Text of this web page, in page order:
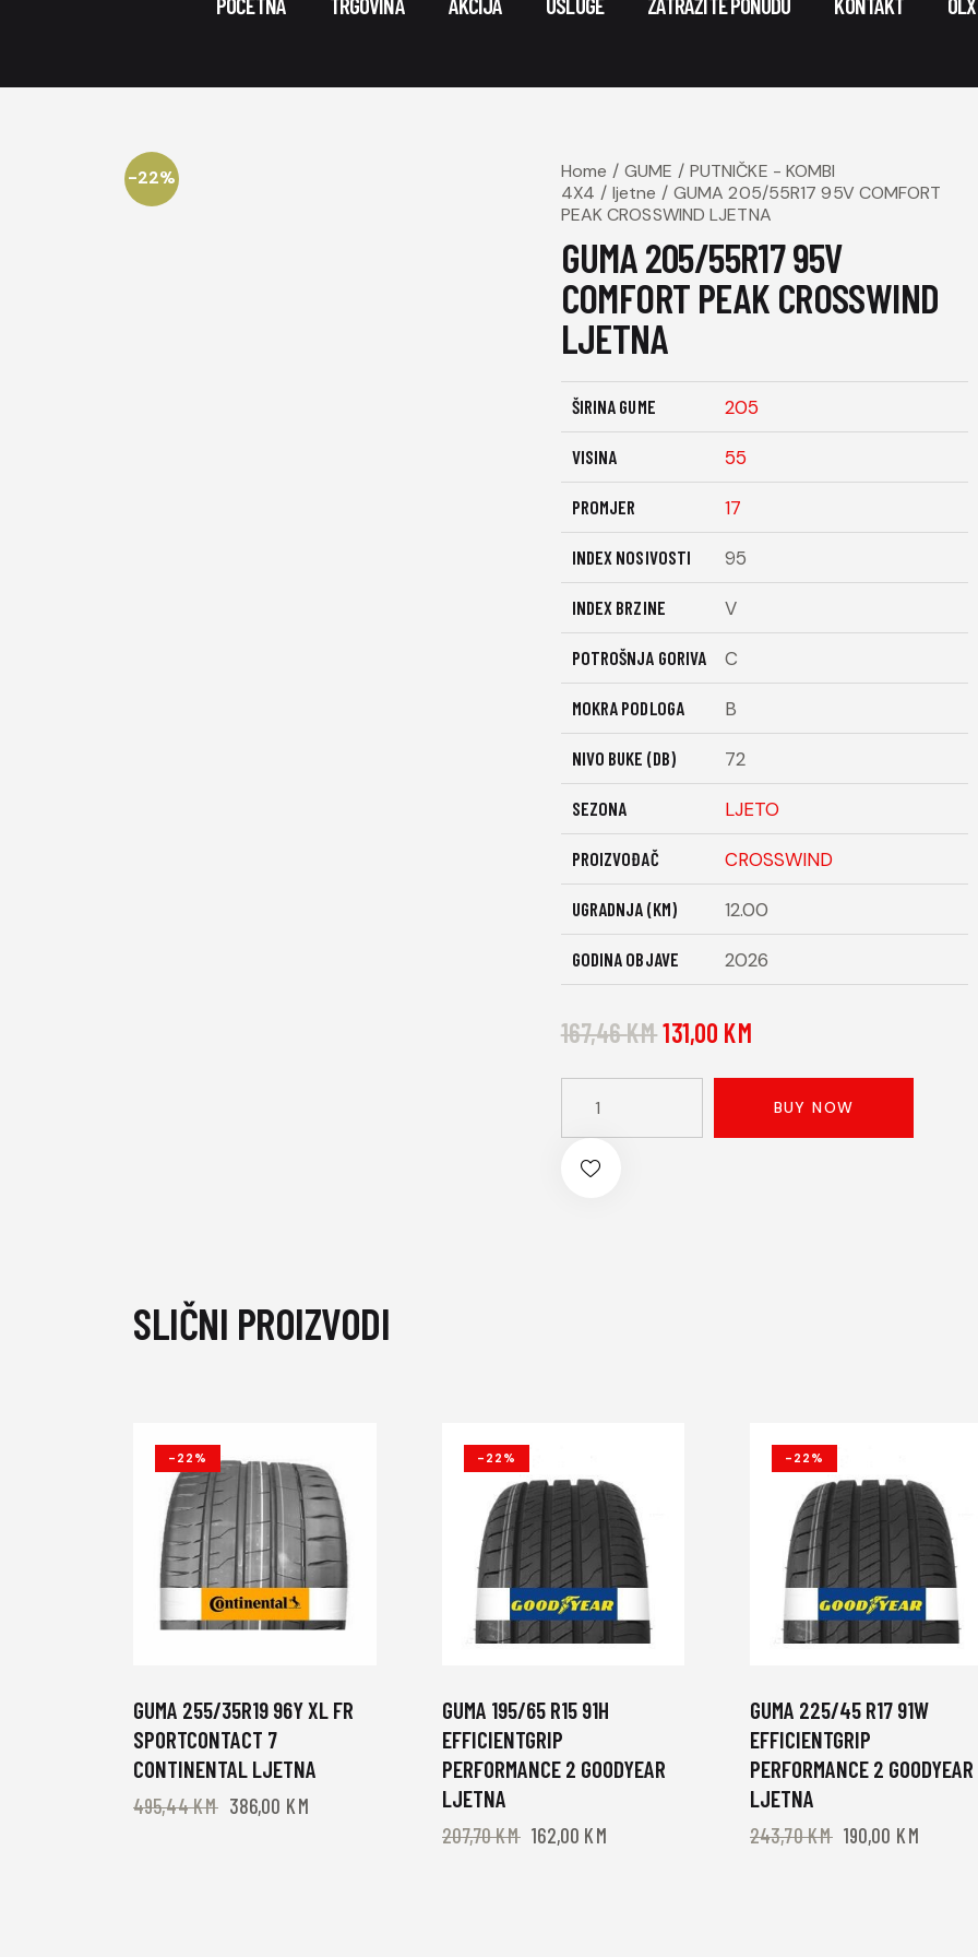
-22% Home GUME
PUTNIČKE - KOMBI
4X4
ljetne
GUMA 205/55R17 95V COMFORT
PEAK CROSSWIND LJETNA
GUMA 205/55R17 95V
COMFORT PEAK CROSSWIND
LJETNA
ŠIRINA GUME 205
VISINA 55
PROMJER 17
INDEX NOSIVOSTI 95
INDEX BRZINE V
POTROŠNJA GORIVA C
MOKRA PODLOGA B
NIVO BUKE (DB) 72
SEZONA LJETO
PROIZVOĐAČ CROSSWIND
UGRADNJA (KM) 12.00
GODINA OBJAVE 2026
167,46KM131,00 KM
BUY NOW
SLIČNI PROIZVODI
-22%
GUMA 255/35R19 96Y XL FR
SPORTCONTACT 7
CONTINENTAL LJETNA
495,44KM 386,00 KM
-22%
GUMA 195/65 R15 91H
EFFICIENTGRIP
PERFORMANCE 2 GOODYEAR
LJETNA
207,70KM 162,00 KM
-22%
GUMA 225/45 R17 91W
EFFICIENTGRIP
PERFORMANCE 2 GOODYEAR
LJETNA
243,70KM 190,00 KM